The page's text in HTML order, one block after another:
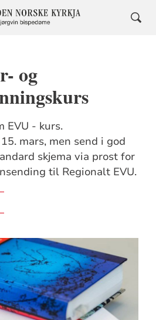
og
EVU - kurs.
mars, men send i god
skjema via prost for
til Regionalt EVU.